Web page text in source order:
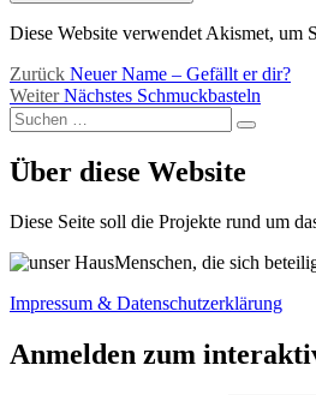
Diese Website verwendet Akismet, um
Beitragsnavigation
Zurück Vorheriger
Beitrag:
Neuer Name – Gefällt er dir?
Weiter Nächster
Beitrag:
Nächstes Schmuckbasteln
Suchen
nach:
Suchen
Über diese Website
Diese Seite soll die Projekte rund um
Menschen, die sich
Impressum & Datenschutzerklärung
Anmelden zum